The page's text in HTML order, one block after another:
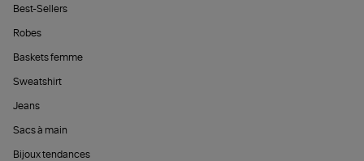
Best-Sellers
Robes
Baskets femme
Sweatshirt
Jeans
Sacs à main
Bijoux tendances